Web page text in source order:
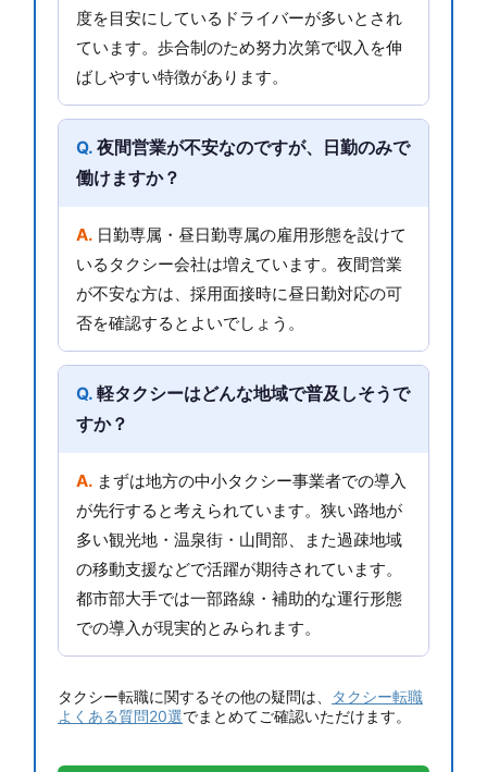
度を目安にしているドライバーが多いとされ
ています。歩合制のため努力次第で収入を伸
ばしやすい特徴があります。
夜間営業が不安なのですが、日勤のみで
働けますか？
日勤専属・昼日勤専属の雇用形態を設けて
いるタクシー会社は増えています。夜間営業
が不安な方は、採用面接時に昼日勤対応の可
否を確認するとよいでしょう。
軽タクシーはどんな地域で普及しそうで
すか？
まずは地方の中小タクシー事業者での導入
が先行すると考えられています。狭い路地が
多い観光地・温泉街・山間部、また過疎地域
の移動支援などで活躍が期待されています。
都市部大手では一部路線・補助的な運行形態
での導入が現実的とみられます。
タクシー転職に関するその他の疑問は、
タクシー転職
よくある質問20選でまとめてご確認いただけます。